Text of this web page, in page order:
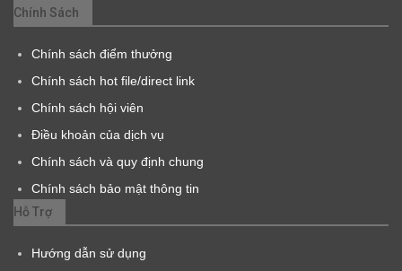
Chính Sách
Chính sách điểm thưởng
Chính sách hot file/direct link
Chính sách hội viên
Điều khoản của dịch vụ
Chính sách và quy định chung
Chính sách bảo mật thông tin
Hỗ Trợ
Hướng dẫn sử dụng